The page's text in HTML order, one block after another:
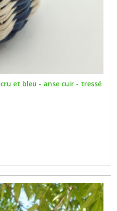
et bleu - anse cuir - tressé